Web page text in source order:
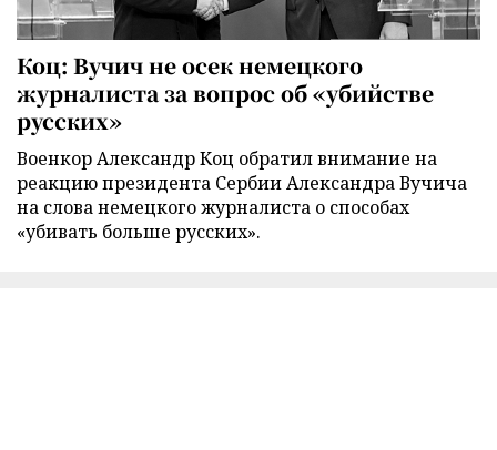
Коц: Вучич не осек немецкого
журналиста за вопрос об «убийстве
русских»
Военкор Александр Коц обратил внимание на
реакцию президента Сербии Александра Вучича
на слова немецкого журналиста о способах
«убивать больше русских».